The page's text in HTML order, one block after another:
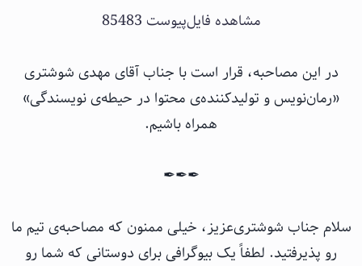
مشاهده فایل‌پیوست 85483
در این مصاحبه، قرار است با جناب آقای مهدی شوشتری
«رمان‌نویس و تولیدکننده‌ی محتوا در حیطه‌ی نویسندگی»
همراه باشیم.
✒✒✒
سلام جناب شوشتری‌عزیز، خیلی ممنون که مصاحبه‌ی تیم ما
رو پذیرفتید. لطفاً یک بیوگرافی برای دوستانی که شما رو